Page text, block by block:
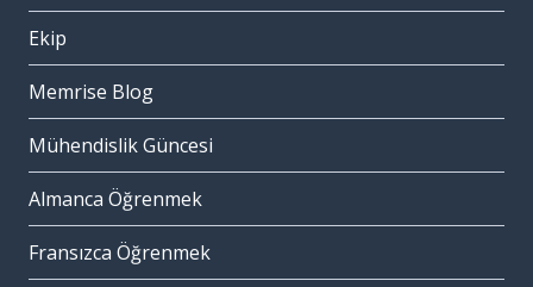
Ekip
Memrise Blog
Mühendislik Güncesi
Almanca Öğrenmek
Fransızca Öğrenmek